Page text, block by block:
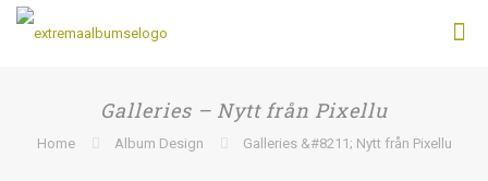
Galleries – Nytt från Pixellu
Home Album Design Galleries &#8211; Nytt från Pixellu